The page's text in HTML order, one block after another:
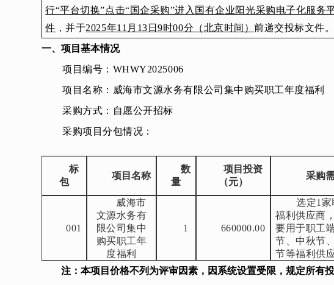
行“平台切换”点击“国企采购”进入国有企业阳光采购电子化服务
件 ，并于2025年11 月 13 日9时00分（北京时间）前递交投标文件。
一、项目基本情况
项目编号： WHWY2025006
项目名称： 威海市文源水务有限公司集中购买职工年度福利
采购方式： 自愿公开招标
采购项目分包情况：
标
包
项目名称
数
量
项目投资
（元）
采购
001
威海市
文源水务有
限公司集中
购买职工年
度福利
1 660000.00
选定1家
福利供应商
要用于职工
节、中秋节
节等福利供应
注：本项目价格不列为评审因素，因系统设置受限，规定所有